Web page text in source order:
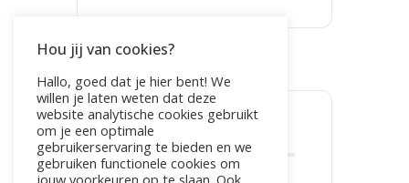
DEEL DIT EVENEMENT
Hou jij van cookies?
Hallo, goed dat je hier bent! We
willen je laten weten dat deze
website analytische cookies gebruikt
om je een optimale
gebruikerservaring te bieden en we
gebruiken functionele cookies om
jouw voorkeuren op te slaan. Ook